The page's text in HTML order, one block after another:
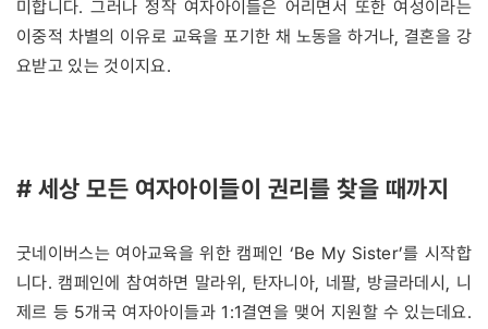
미합니다. 그러나 정작 여자아이들은 어리면서 또한 여성이라는
이중적 차별의 이유로 교육을 포기한 채 노동을 하거나, 결혼을 강
요받고 있는 것이지요.
# 세상 모든 여자아이들이 권리를 찾을 때까지
굿네이버스는 여아교육을 위한 캠페인 ‘Be My Sister’를 시작합
니다. 캠페인에 참여하면 말라위, 탄자니아, 네팔, 방글라데시, 니
제르 등 5개국 여자아이들과 1:1결연을 맺어 지원할 수 있는데요.